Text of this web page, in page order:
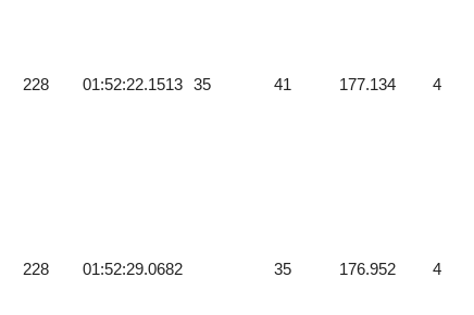
228 01:52:22.1513 35 41 177.134 4
228 01:52:29.0682 35 176.952 4